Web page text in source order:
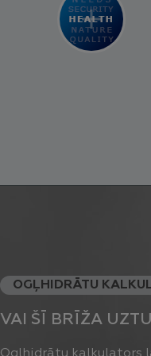
OGĻHIDRĀTU
VAI ŠĪ BRĪŽA
Ogļhidrātu kalkulators